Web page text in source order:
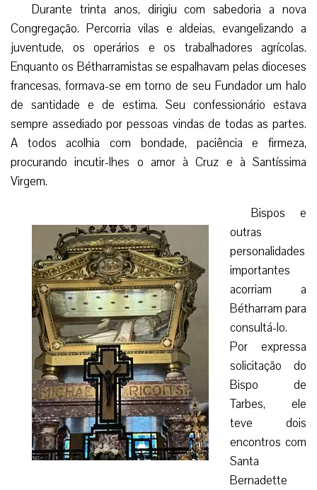
Durante trinta anos, dirigiu com sabedoria a nova
Congregação. Percorria vilas e aldeias, evangelizando a
juventude, os operários e os trabalhadores agrícolas.
Enquanto os Bétharramistas se espalhavam pelas dioceses
francesas, formava-se em torno de seu Fundador um halo
de santidade e de estima. Seu confessionário estava
sempre assediado por pessoas vindas de todas as partes.
A todos acolhia com bondade, paciência e firmeza,
procurando incutir-lhes o amor à Cruz e à Santíssima
Virgem.
Bispos e
outras
personalidades
importantes
acorriam a
Bétharram para
consultá-lo.
Por expressa
solicitação do
Bispo de
Tarbes, ele
teve dois
encontros com
Santa
Bernadette